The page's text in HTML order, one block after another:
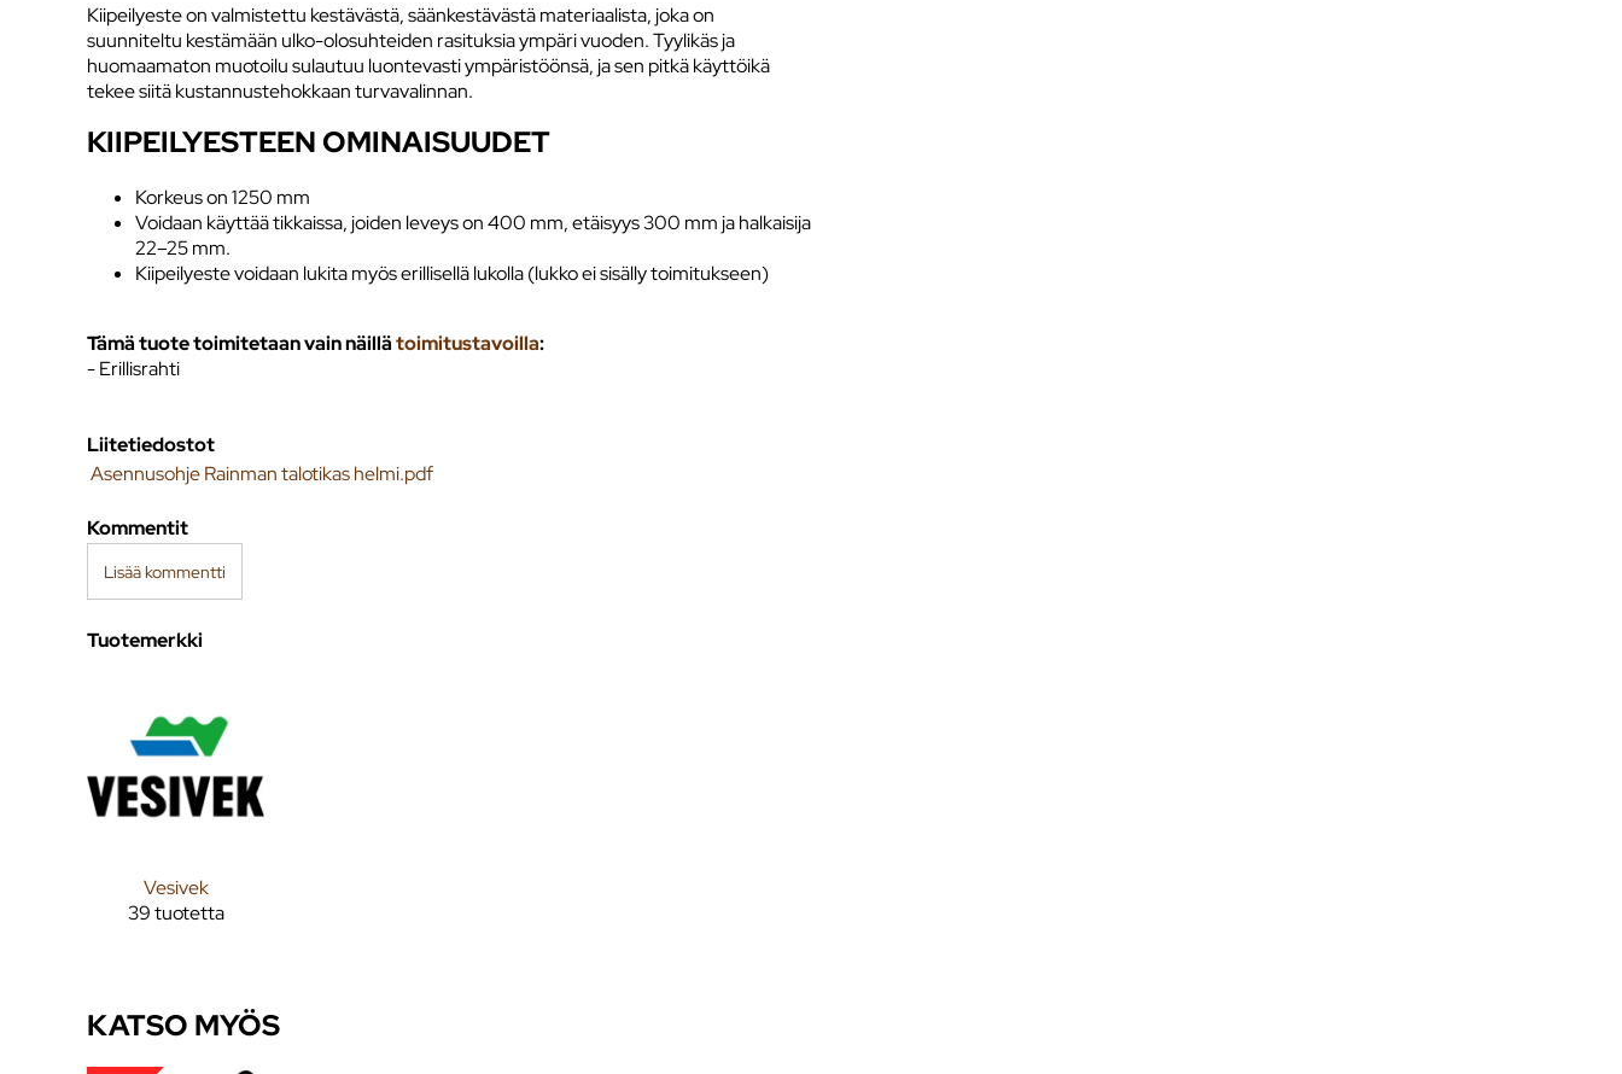
Kiipeilyeste on valmistettu kestävästä, säänkestävästä materiaalista, joka on
suunniteltu kestämään ulko-olosuhteiden rasituksia ympäri vuoden. Tyylikäs ja
huomaamaton muotoilu sulautuu luontevasti ympäristöönsä, ja sen pitkä käyttöikä
tekee siitä kustannustehokkaan turvavalinnan.
KIIPEILYESTEEN OMINAISUUDET
Korkeus on 1250 mm
Voidaan käyttää tikkaissa, joiden leveys on 400 mm, etäisyys 300 mm ja halkaisija
22–25 mm.
Kiipeilyeste voidaan lukita myös erillisellä lukolla (lukko ei sisälly toimitukseen)
Tämä tuote toimitetaan vain näillätoimitustavoilla:
- Erillisrahti
Liitetiedostot
Asennusohje Rainman talotikas helmi.pdf
Kommentit
Lisää kommentti
Tuotemerkki
Vesivek
39 tuotetta
KATSO MYÖS